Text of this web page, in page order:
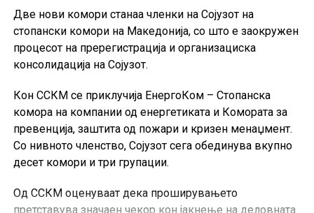
Две нови комори станаа членки на Сојузот на
стопански комори на Македонија, со што е заокружен
процесот на пререгистрација и организациска
консолидација на Сојузот.
Кон ССКМ се приклучија ЕнергоКом – Стопанска
комора на компании од енергетиката и Комората за
превенција, заштита од пожари и кризен менаџмент.
Со нивното членство, Сојузот сега обединува вкупно
десет комори и три групации.
Од ССКМ оценуваат дека проширувањето
претставува значаен чекор кон јакнење на деловната